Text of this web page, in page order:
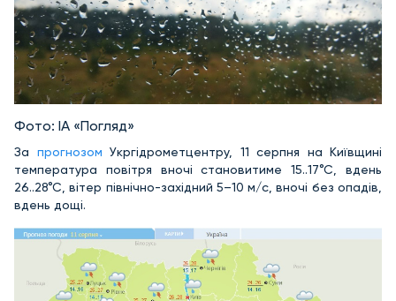
Фото: ІА «Погляд»
За прогнозом Укргідрометцентру, 11 серпня на Київщині
температура повітря вночі становитиме 15..17°С, вдень
26..28°С, вітер північно-західний 5–10 м/с, вночі без опадів,
вдень дощі.